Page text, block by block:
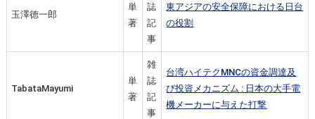
玉澤徳一郎
単
著
誌
記
事
東アジアの安全保障における日台
の役割
TabataMayumi
単
著
雑
誌
記
事
台湾ハイテクMNCの資金調達及
び投資メカニズム : 日本の大手電
機メーカーに与えた打撃